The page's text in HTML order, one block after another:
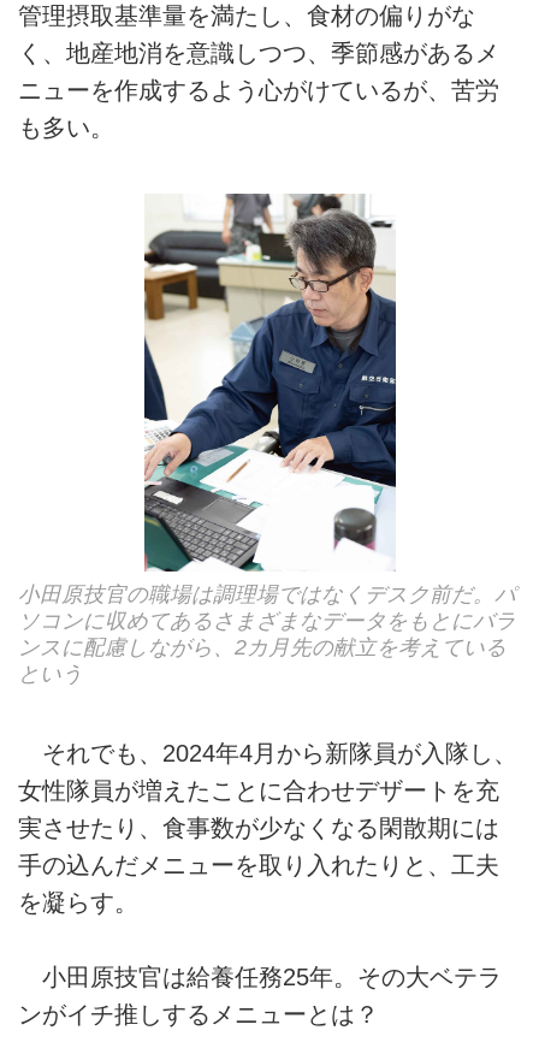
管理摂取基準量を満たし、食材の偏りがな
く、地産地消を意識しつつ、季節感があるメ
ニューを作成するよう心がけているが、苦労
も多い。
小田原技官の職場は調理場ではなくデスク前だ。パ
ソコンに収めてあるさまざまなデータをもとにバラ
ンスに配慮しながら、2カ月先の献立を考えている
という
それでも、2024年4月から新隊員が入隊し、
女性隊員が増えたことに合わせデザートを充
実させたり、食事数が少なくなる閑散期には
手の込んだメニューを取り入れたりと、工夫
を凝らす。
小田原技官は給養任務25年。その大ベテラ
ンがイチ推しするメニューとは？